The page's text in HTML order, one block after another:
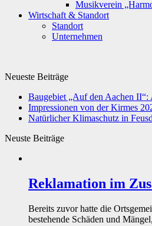
Musikverein
Wirtschaft & Standort
Standort
Unternehmen
Neueste Beiträge
Baugebiet „Auf den Aachen II“:
Impressionen von der Kirmes
Natürlicher Klimaschutz in
Neuste Beiträge
Reklamation im
Bereits zuvor hatte die
bestehende Schäden und